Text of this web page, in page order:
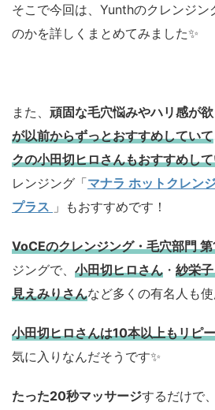
そこで今回は、Yunthのクレンジン
のかを詳しくまとめてみました✨
また、 頑固な毛穴悩みやハリ感が
が以前からずっとおすすめしていて
クの小田切ヒロさんもおすすめし
レンジング「マナラ ホットクレン
プラス 」もおすすめです！
VoCEのクレンジング・毛穴部門
ジングで、 小田切ヒロさん ・ 紗栄
見えみりさんなど多くの有名人も
小田切ヒロさんは10本以上もリピ
気に入りなんだそうです✨
たった20秒マッサージするだけで、